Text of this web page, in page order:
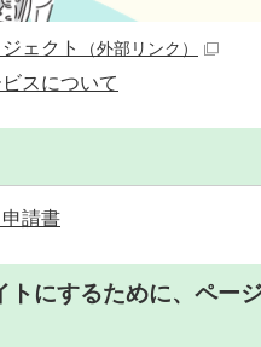
ェクト （外部リンク）
スについて
請書
トにするために、ペー